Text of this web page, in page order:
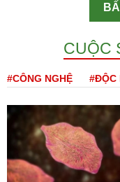
CUỘC
#CÔNG NGHỆ #ĐỘC